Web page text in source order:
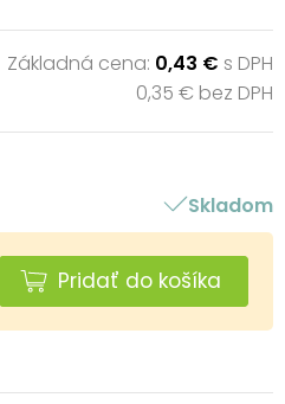
Základná cena: 0,43 € s DPH
0,35 € bez DPH
Skladom
Pridať do košíka